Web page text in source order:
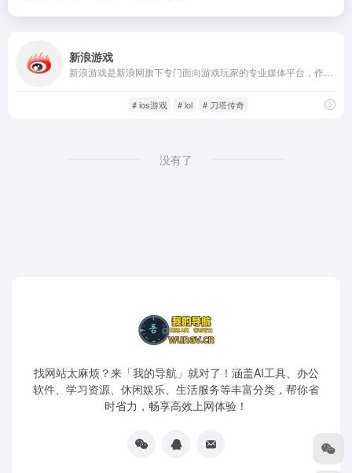
新浪游戏
# ios游戏 # lol # 刀塔传奇
没有了
找网站太麻烦？来「我的导航」就对了！涵盖AI工具、办公
软件、学习资源、休闲娱乐、生活服务等丰富分类，帮你省
时省力，畅享高效上网体验！